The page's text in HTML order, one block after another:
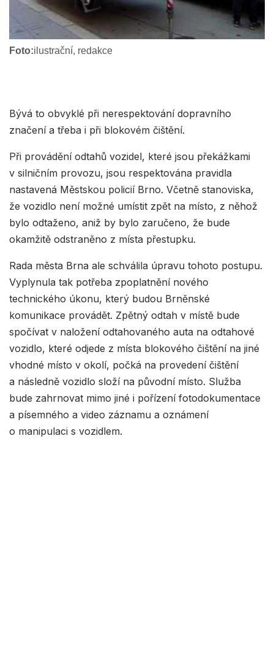
Foto:ilustrační, redakce
Bývá to obvyklé při nerespektování dopravního
značení a třeba i při blokovém čištění.
Při provádění odtahů vozidel, které jsou překážkami
v silničním provozu, jsou respektována pravidla
nastavená Městskou policií Brno. Včetně stanoviska,
že vozidlo není možné umístit zpět na místo, z něhož
bylo odtaženo, aniž by bylo zaručeno, že bude
okamžitě odstraněno z místa přestupku.
Rada města Brna ale schválila úpravu tohoto postupu.
Vyplynula tak potřeba zpoplatnění nového
technického úkonu, který budou Brněnské
komunikace provádět. Zpětný odtah v místě bude
spočívat v naložení odtahovaného auta na odtahové
vozidlo, které odjede z místa blokového čištění na jiné
vhodné místo v okolí, počká na provedení čištění
a následně vozidlo složí na původní místo. Služba
bude zahrnovat mimo jiné i pořízení fotodokumentace
a písemného a video záznamu a oznámení
o manipulaci s vozidlem.